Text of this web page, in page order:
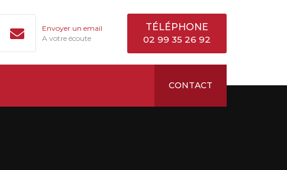
Envoyer un email
A votre écoute
TÉLÉPHONE
02 99 35 26 92
CONTACT